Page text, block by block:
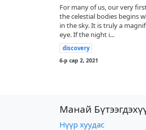
For many of us, our very
the celestial bodies begins
in the sky. It is truly a
eye. If the night i...
discovery
6-р сар 2, 2021
Манай
Нүүр хуудас